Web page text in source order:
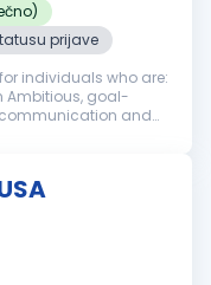
prijave
for individuals who are:
Ambitious, goal-
and